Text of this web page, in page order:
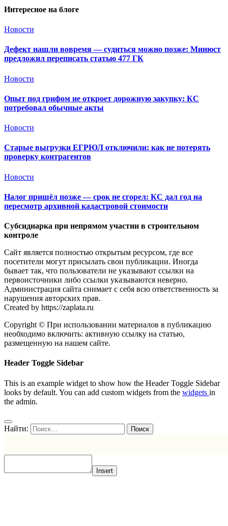
Интересное на блоге
Новости
Дефект нашли вовремя — судиться можно позже: Минюст
предложил переписать статью 477 ГК
Новости
Опыт под грифом не откроет дорожную закупку: КС
потребовал обычные акты
Новости
Старые выгрузки ЕГРЮЛ отключили: как не потерять
проверку контрагентов
Новости
Налог пришёл позже — срок не сгорел: КС дал год на
пересмотр архивной кадастровой стоимости
Субсидиарка при непрямом участии в строительном
контроле
Сайт является полностью открытым ресурсом, где все
посетители могут присылать свои публикации. Иногда
бывает так, что пользователи не указывают ссылки на
первоисточники либо ссылки указываются неверно.
Администрация сайта снимает с себя всю ответственность за
нарушения авторских прав.
Created by https://zaplata.ru
Copyright © При использовании материалов в публикацию
необходимо включить: активную ссылку на статью,
размещенную на нашем сайте.
Header Toggle Sidebar
This is an example widget to show how the Header Toggle Sidebar
looks by default. You can add custom widgets from the widgets in
the admin.
Найти:
Insert